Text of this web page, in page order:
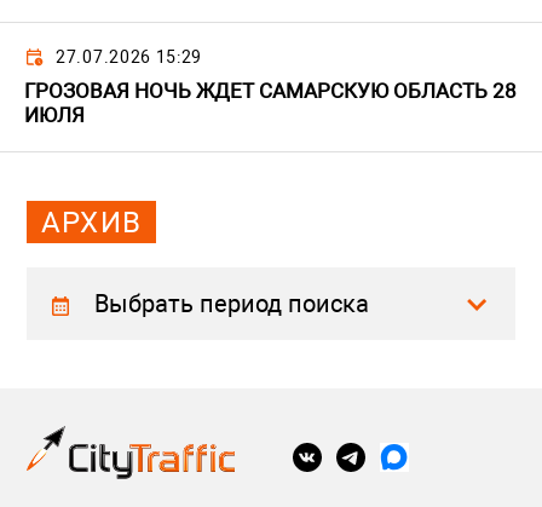
27.07.2026 15:29
ГРОЗОВАЯ НОЧЬ ЖДЕТ САМАРСКУЮ ОБЛАСТЬ 28
ИЮЛЯ
АРХИВ
Выбрать период поиска